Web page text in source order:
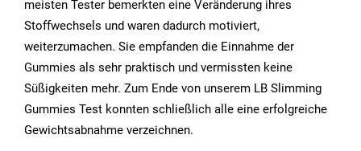
meisten Tester bemerkten eine Veränderung ihres
Stoffwechsels und waren dadurch motiviert,
weiterzumachen. Sie empfanden die Einnahme der
Gummies als sehr praktisch und vermissten keine
Süßigkeiten mehr. Zum Ende von unserem LB Slimming
Gummies Test konnten schließlich alle eine erfolgreiche
Gewichtsabnahme verzeichnen.